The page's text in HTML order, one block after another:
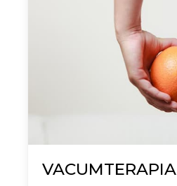
VACUMTERAPIA